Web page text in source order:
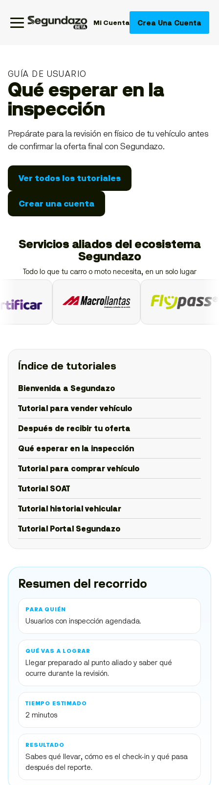
Mi Cuenta Crea Una Cuenta
GUÍA DE USUARIO
Qué esperar en la
inspección
Prepárate para la revisión en físico de tu vehículo antes
de confirmar la oferta final con Segundazo.
Ver todos los tutoriales
Crear una cuenta
Servicios aliados del ecosistema
Segundazo
Todo lo que tu carro o moto necesita, en un solo lugar
Resumen del recorrido
PARA QUIÉN
Usuarios con inspección agendada.
QUÉ VAS A LOGRAR
Llegar preparado al punto aliado y saber qué
ocurre durante la revisión.
TIEMPO ESTIMADO
2 minutos
RESULTADO
Sabes qué llevar, cómo es el check-in y qué pasa
después del reporte.
Índice de tutoriales
Bienvenida a Segundazo
Tutorial para vender vehículo
Después de recibir tu oferta
Qué esperar en la inspección
Tutorial para comprar vehículo
Tutorial SOAT
Tutorial historial vehicular
Tutorial Portal Segundazo